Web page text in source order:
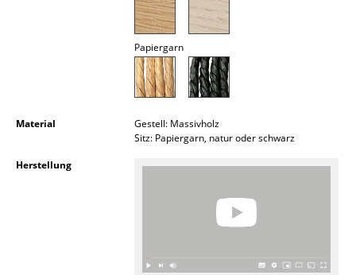
Schreibtischleuchten
Stehleuchten & Leseleuchten
Bodenleuchten
Wandleuchten
Papiergarn
Material
Gestell: Massivholz
Sitz: Papiergarn, natur oder schwarz
Herstellung